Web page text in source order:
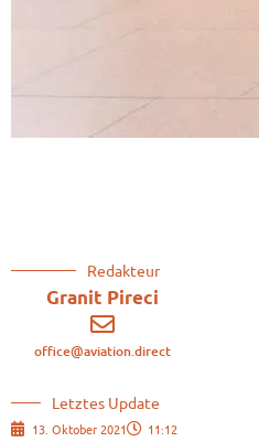
Redakteur
Granit Pireci
office@aviation.direct
Letztes Update
13. Oktober 2021 11:12